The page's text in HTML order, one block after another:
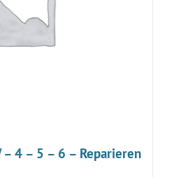
– 4 – 5 – 6 – Reparieren